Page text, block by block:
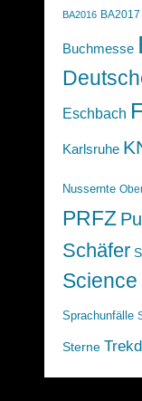
BA2016 BA2017
Buchmesse
Eschbach
Karlsruhe
Nussernte
PRFZ
Schäfer
Sprachunfälle
Sterne